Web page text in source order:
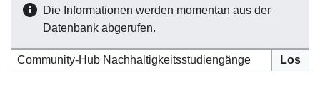
Die Informationen werden momentan aus der
Datenbank abgerufen.